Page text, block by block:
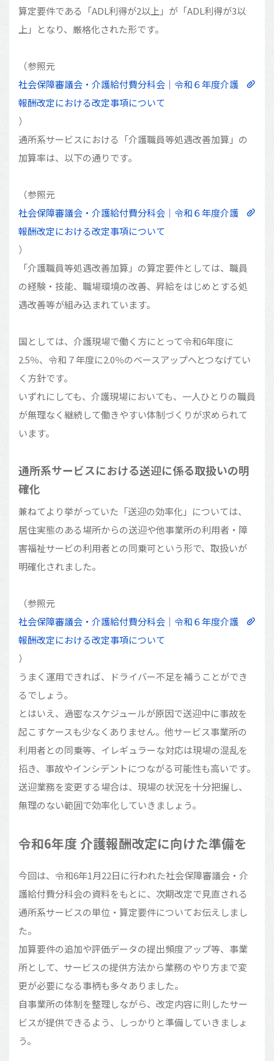
算定要件である「ADL利得が2以上」が「ADL利得が3以
上」となり、厳格化された形です。
（参照元
社会保障審議会・介護給付費分科会｜令和６年度介護
報酬改定における改定事項について
）
通所系サービスにおける「介護職員等処遇改善加算」の
加算率は、以下の通りです。
（参照元
社会保障審議会・介護給付費分科会｜令和６年度介護
報酬改定における改定事項について
）
「介護職員等処遇改善加算」の算定要件としては、職員
の経験・技能、職場環境の改善、昇給をはじめとする処
遇改善等が組み込まれています。
国としては、介護現場で働く方にとって令和6年度に
2.5％、令和７年度に2.0％のベースアップへとつなげてい
く方針です。
いずれにしても、介護現場においても、一人ひとりの職員
が無理なく継続して働きやすい体制づくりが求められて
います。
通所系サービスにおける送迎に係る取扱いの明
確化
兼ねてより挙がっていた「送迎の効率化」については、
居住実態のある場所からの送迎や他事業所の利用者・障
害福祉サービの利用者との同乗可という形で、取扱いが
明確化されました。
（参照元
社会保障審議会・介護給付費分科会｜令和６年度介護
報酬改定における改定事項について
）
うまく運用できれば、ドライバー不足を補うことができ
るでしょう。
とはいえ、過密なスケジュールが原因で送迎中に事故を
起こすケースも少なくありません。他サービス事業所の
利用者との同乗等、イレギュラーな対応は現場の混乱を
招き、事故やインシデントにつながる可能性も高いです。
送迎業務を変更する場合は、現場の状況を十分把握し、
無理のない範囲で効率化していきましょう。
令和6年度 介護報酬改定に向けた準備を
今回は、令和6年1月22日に行われた社会保障審議会・介
護給付費分科会の資料をもとに、次期改定で見直される
通所系サービスの単位・算定要件についてお伝えしまし
た。
加算要件の追加や評価データの提出頻度アップ等、事業
所として、サービスの提供方法から業務のやり方まで変
更が必要になる事柄も多々ありました。
自事業所の体制を整理しながら、改定内容に則したサー
ビスが提供できるよう、しっかりと準備していきましょ
う。